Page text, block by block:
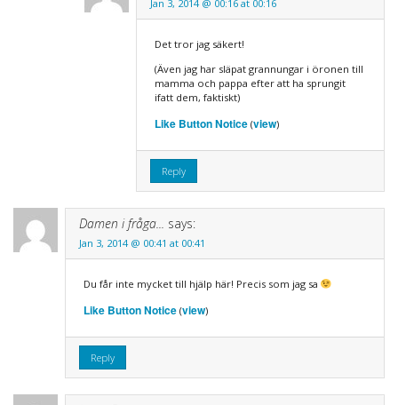
Jan 3, 2014 @ 00:16 at 00:16
Det tror jag säkert!
(Även jag har släpat grannungar i öronen till
mamma och pappa efter att ha sprungit
ifatt dem, faktiskt)
Like Button Notice(view)
Reply
Damen i fråga... says:
Jan 3, 2014 @ 00:41 at 00:41
Du får inte mycket till hjälp här! Precis som jag sa
Like Button Notice(view)
Reply